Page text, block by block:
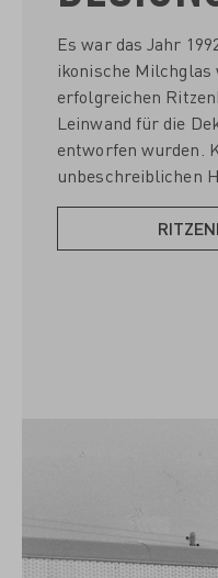
Es war das Jahr
ikonische Milchglas
erfolgreichen
Leinwand für die
entworfen wurden.
unbeschreiblichen